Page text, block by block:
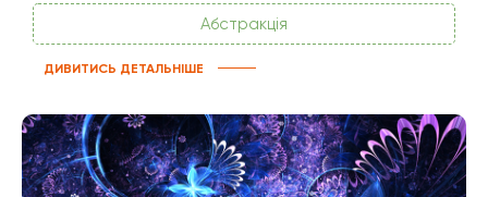
Абстракція
ДИВИТИСЬ ДЕТАЛЬНІШЕ